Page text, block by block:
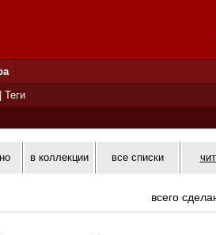
Теги
в коллекции все списки
всего